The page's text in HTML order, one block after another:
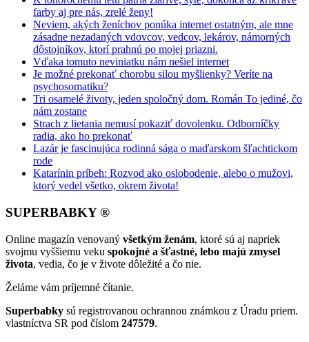
farby aj pre nás, zrelé ženy!
Neviem, akých ženíchov ponúka internet ostatným, ale mne
zásadne nezadaných vdovcov, vedcov, lekárov, námorných
dôstojníkov, ktorí prahnú po mojej priazni.
Vďaka tomuto neviniatku nám nešiel internet
Je možné prekonať chorobu silou myšlienky? Veríte na
psychosomatiku?
Tri osamelé životy, jeden spoločný dom. Román To jediné, čo
nám zostane
Strach z lietania nemusí pokaziť dovolenku. Odborníčky
radia, ako ho prekonať
Lazár je fascinujúca rodinná sága o maďarskom šľachtickom
rode
Katarínin príbeh: Rozvod ako oslobodenie, alebo o mužovi,
ktorý vedel všetko, okrem života!
SUPERBABKY ®
Online magazín venovaný všetkým ženám, ktoré sú aj napriek
svojmu vyššiemu veku spokojné a šťastné, lebo majú zmysel
života, vedia, čo je v živote dôležité a čo nie.
Želáme vám príjemné čítanie.
Superbabky sú registrovanou ochrannou známkou z Úradu priem.
vlastníctva SR pod číslom 247579.